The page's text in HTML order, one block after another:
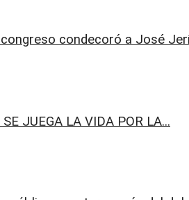
condecoró a José
JUEGA LA VIDA POR LA...